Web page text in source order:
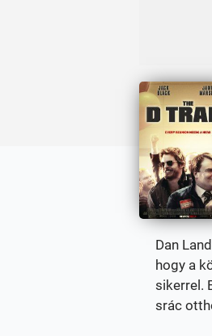
Dan
hogy a
sikerrel.
srác